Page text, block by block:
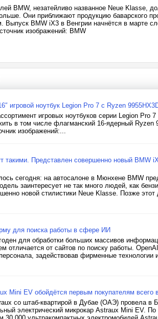
BMW, незатейливо названное Neue Klasse,
Они приближают продукцию баварского
Выпуск BMW iX3 в Венгрии начнётся в марте
изображений: BMW
игровой ноутбук Legion Pro 7 с Ryzen
игровых ноутбуков серии Legion Pro
в том числе флагманский 16-ядерный Ryzen
изображений:...
такими. Представлен совершенно новый BMW
сегодня: на автосалоне в Мюнхене BMW
заинтересует не так много людей, как
новой стилистики Neue Klasse. Позже
для поиска работы в сфере ИИ
для обработки больших массивов
отличается от сайтов по поиску работы.
задействовав фирменные технологии
Mini EV обойдётся первым покупателям всего
со штаб-квартирой в Дубае (ОАЭ) провела в
электрический микрокар Astraux Mini EV.